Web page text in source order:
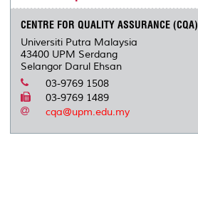
CENTRE FOR QUALITY ASSURANCE (CQA)
Universiti Putra Malaysia
43400 UPM Serdang
Selangor Darul Ehsan
03-9769 1508
03-9769 1489
cqa@upm.edu.my